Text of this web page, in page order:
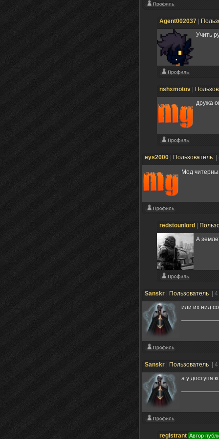
Agent002037
Учить
nshxmotov
дружа
eys2000 Пользователь
Мод
redstounlord
А
Sanskr Пользователь
|
или их нид
Sanskr Пользователь
|
а у доступа
registrant Автор